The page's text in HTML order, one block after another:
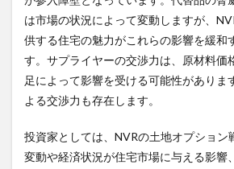
は市場の状況によって変動しますが、
供する住宅の魅力がこれらの影響を緩和
す。サプライヤーの交渉力は、原材料価
足によって影響を受ける可能性がありま
よる交渉力も存在します。
投資家としては、NVRの土地オプション
変動や経済状況が住宅市場に与える影響